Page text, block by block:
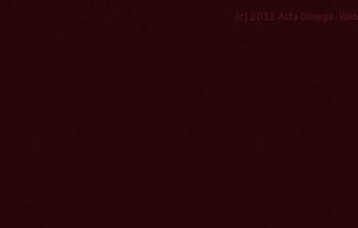
tom? Ale nevěřím tomu příliš, znám ten jed!“
(c) 2012 Alfa Omega.